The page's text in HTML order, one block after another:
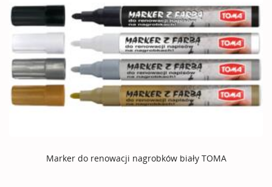
Marker do renowacji nagrobków biały TOMA